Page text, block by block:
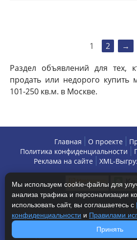
1 2 →
Раздел объявлений для тех,
продать или недорого купить
101-250 кв.м. в Москве.
Главная О проекте
Политика конфиденциальности
Реклама на сайте
XML-
Copyright © 2013-2026
недвижимость, г. Москва. Все
Мы используем cookie-файлы для
анализа трафика и персонализации
использовать сайт, вы соглашаетесь с
конфиденциальности и Правилами
Принять